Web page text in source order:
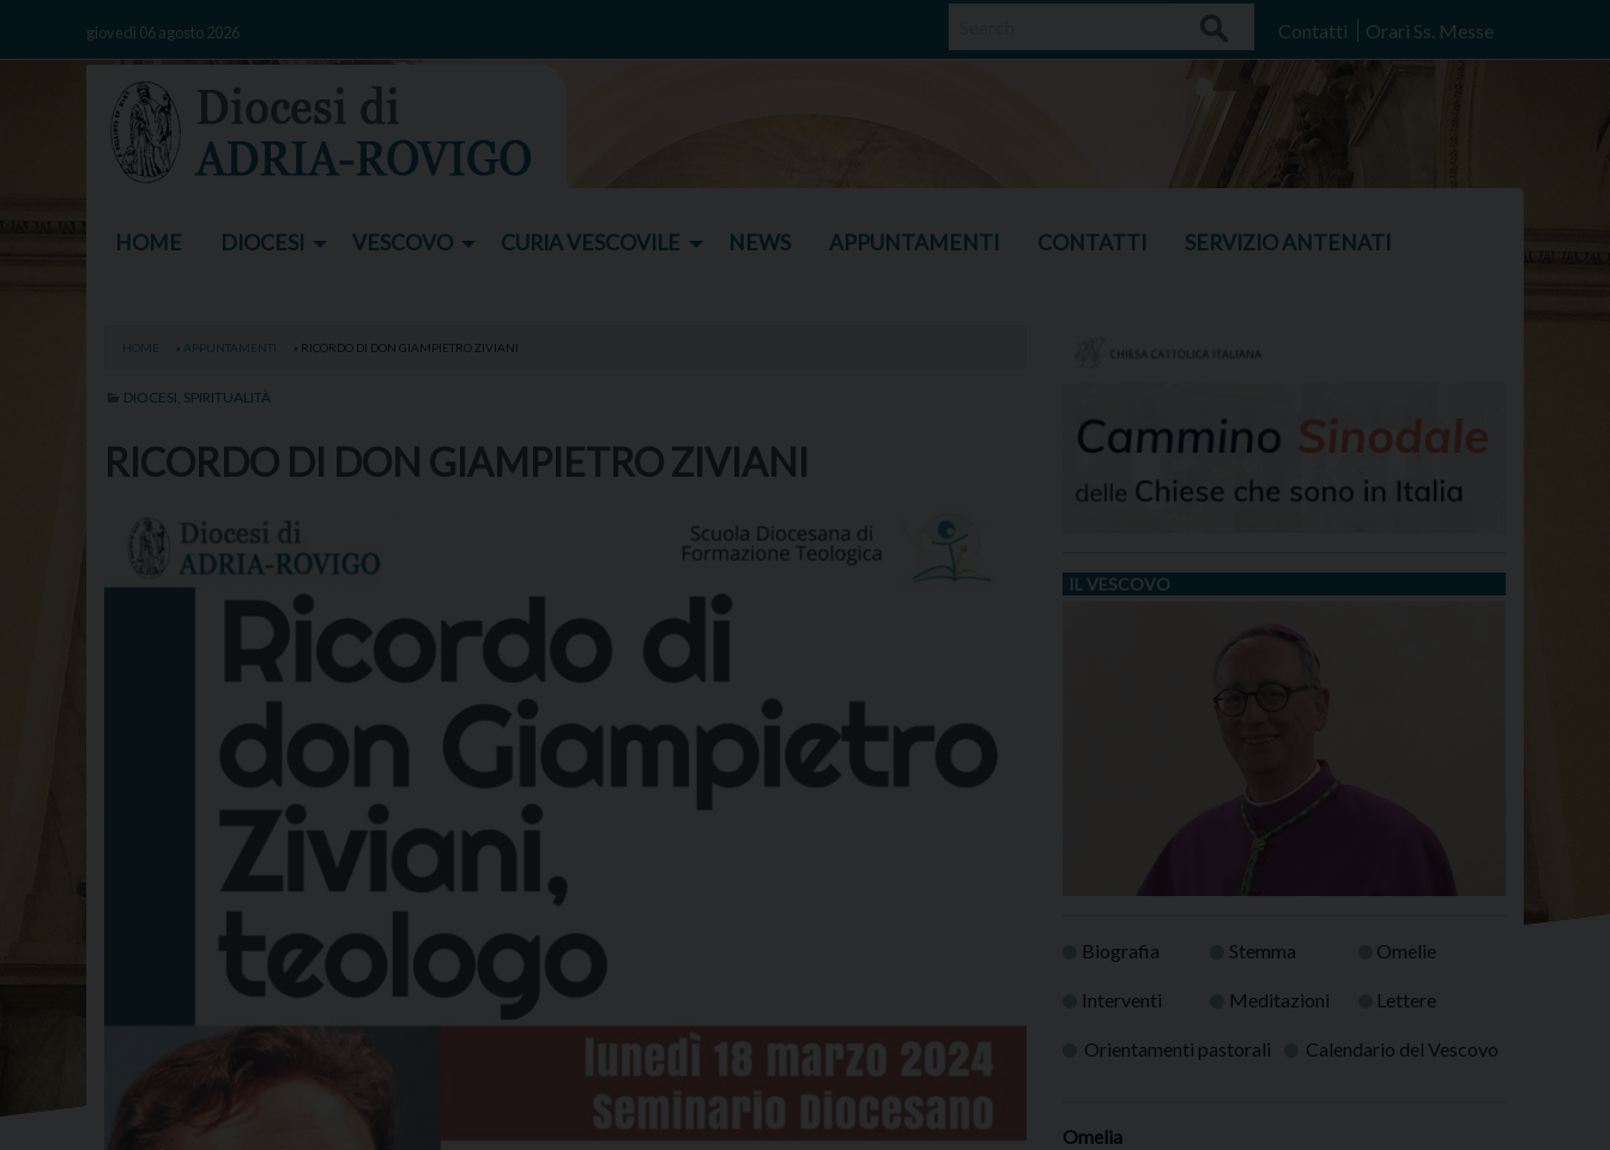
giovedì 06 agosto 2026 Contatti Orari Ss. Messe
HOME DIOCESI VESCOVO CURIA VESCOVILE NEWS APPUNTAMENTI CONTATTI SERVIZIO ANTENATI
HOME » APPUNTAMENTI » RICORDO DI DON GIAMPIETRO ZIVIANI
DIOCESI SPIRITUALITÀ
RICORDO DI DON GIAMPIETRO ZIVIANI
IL VESCOVO
Biografia Stemma Omelie
Interventi Meditazioni Lettere
Orientamenti pastorali Calendario del Vescovo
Omelia